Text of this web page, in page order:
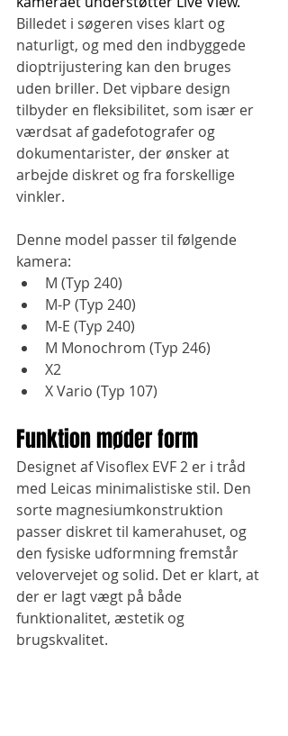
Billedet i søgeren vises klart og
naturligt, og med den indbyggede
dioptrijustering kan den bruges
uden briller. Det vipbare design
tilbyder en fleksibilitet, som især er
værdsat af gadefotografer og
dokumentarister, der ønsker at
arbejde diskret og fra forskellige
vinkler.
Denne model passer til følgende
kamera:
M (Typ 240)
M-P (Typ 240)
M-E (Typ 240)
M Monochrom (Typ 246)
X2
X Vario (Typ 107)
Funktion møder form
Designet af Visoflex EVF 2 er i tråd
med Leicas minimalistiske stil. Den
sorte magnesiumkonstruktion
passer diskret til kamerahuset, og
den fysiske udformning fremstår
velovervejet og solid. Det er klart, at
der er lagt vægt på både
funktionalitet, æstetik og
brugskvalitet.